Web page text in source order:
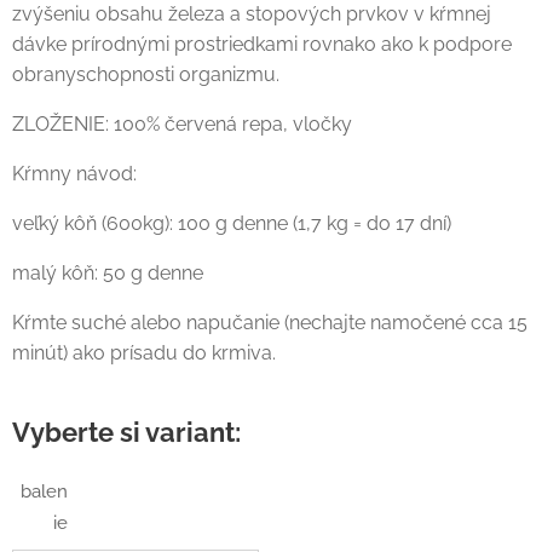
zvýšeniu obsahu železa a stopových prvkov v kŕmnej
dávke prírodnými prostriedkami rovnako ako k podpore
obranyschopnosti organizmu.
ZLOŽENIE: 100% červená repa, vločky
Kŕmny návod:
veľký kôň (600kg): 100 g denne (1,7 kg = do 17 dní)
malý kôň: 50 g denne
Kŕmte suché alebo napučanie (nechajte namočené cca 15
minút) ako prísadu do krmiva.
Vyberte si variant:
balen
ie